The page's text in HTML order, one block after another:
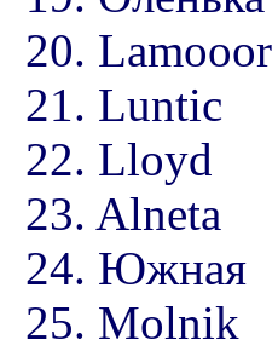
20. Lamooor
21. Luntic
22. Lloyd
23. Alneta
24. Южная
25. Molnik